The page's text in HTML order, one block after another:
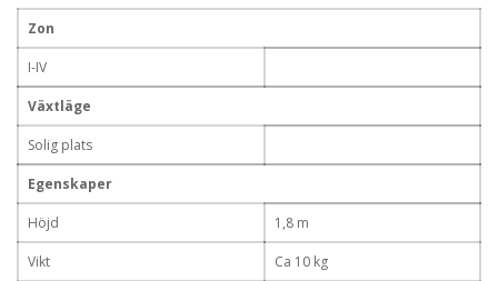
Zon
I-IV
Växtläge
Solig plats
Egenskaper
Höjd 1,8 m
Vikt Ca 10 kg